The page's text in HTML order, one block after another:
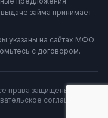
займа принимает
указаны на сайтах МФО.
с договором.
права защищены
соглашение